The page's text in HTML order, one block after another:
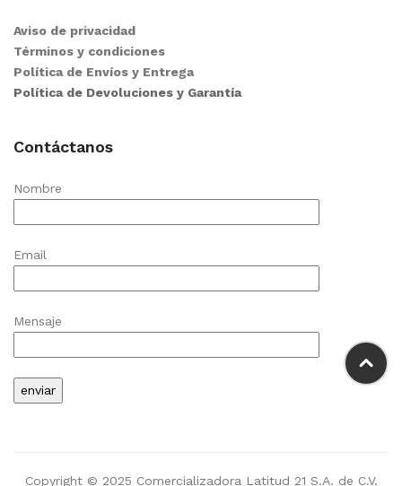
Aviso de privacidad
Términos y condiciones
Política de Envíos y Entrega
Política de Devoluciones y Garantía
Contáctanos
Nombre
Email
Mensaje
Copyright © 2025 Comercializadora Latitud 21 S.A. de C.V.